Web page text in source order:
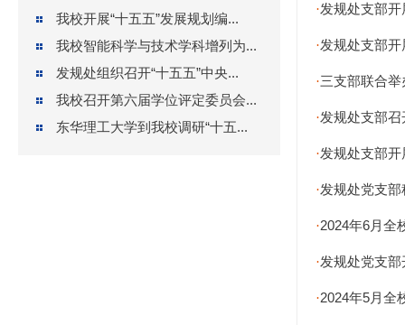
我校开展“十五五”发展规划编...
我校智能科学与技术学科增列为...
发规处组织召开“十五五”中央...
我校召开第六届学位评定委员会...
东华理工大学到我校调研“十五...
·发规处支部
·发规处支部
·三支部联合举
·发规处支部
·发规处支部
·发规处党支
·2024年6月全
·发规处党支
·2024年5月全